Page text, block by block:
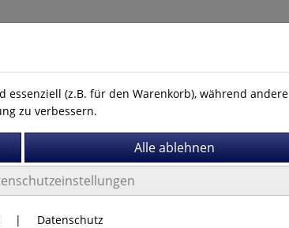
essenziell (z.B. für den Warenkorb), während andere
zu verbessern.
| Datenschutz